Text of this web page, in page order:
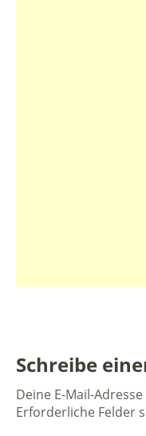
Schreibe
Deine E-Mail-
Erforderliche Felder